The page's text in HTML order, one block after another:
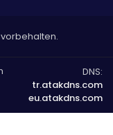
DNS:
tr.atakdns.com
eu.atakdns.com